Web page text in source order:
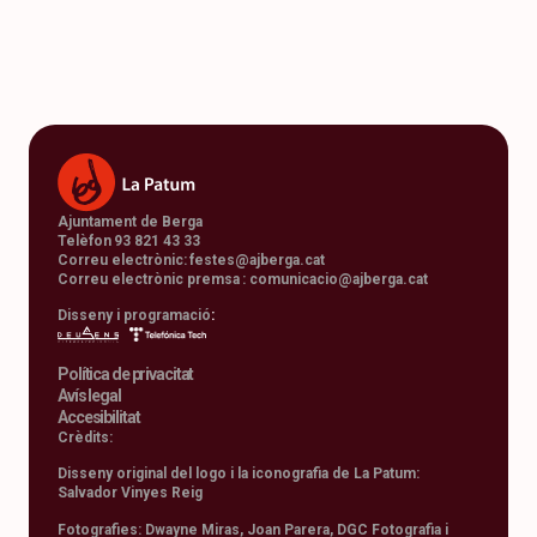
Ajuntament de Berga
Telèfon 93 821 43 33
Correu electrònic:festes@ajberga.cat
Correu electrònic premsa : comunicacio@ajberga.cat
Disseny i programació:
Política de privacitat
Avís legal
Accesibilitat
Crèdits:
Disseny original del logo i la iconografia de La Patum:
Salvador Vinyes Reig
Fotografies: Dwayne Miras, Joan Parera, DGC Fotografia i